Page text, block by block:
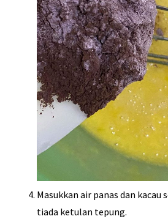
Masukkan air panas dan kacau
tiada ketulan tepung.